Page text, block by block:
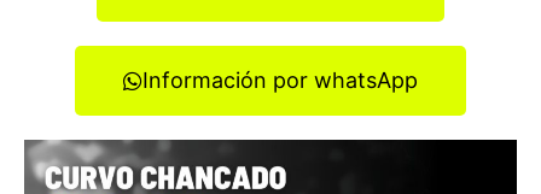
Información por whatsApp